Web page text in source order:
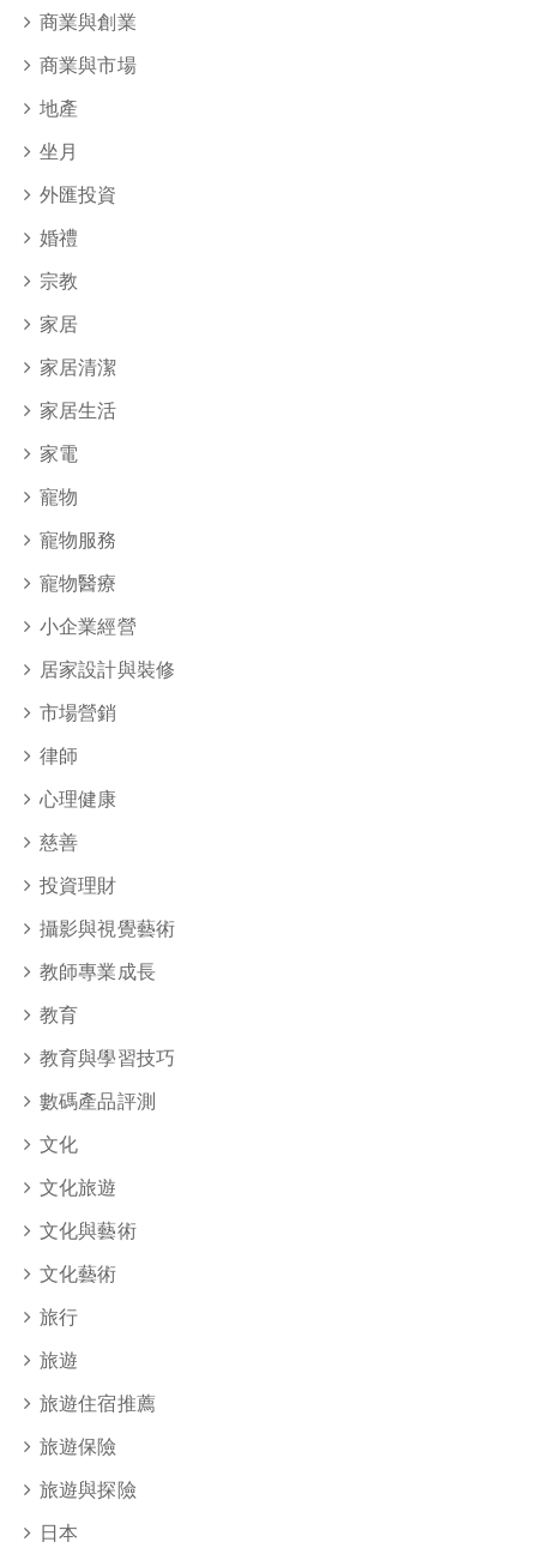
商業與創業
商業與市場
地產
坐月
外匯投資
婚禮
宗教
家居
家居清潔
家居生活
家電
寵物
寵物服務
寵物醫療
小企業經營
居家設計與裝修
市場營銷
律師
心理健康
慈善
投資理財
攝影與視覺藝術
教師專業成長
教育
教育與學習技巧
數碼產品評測
文化
文化旅遊
文化與藝術
文化藝術
旅行
旅遊
旅遊住宿推薦
旅遊保險
旅遊與探險
日本